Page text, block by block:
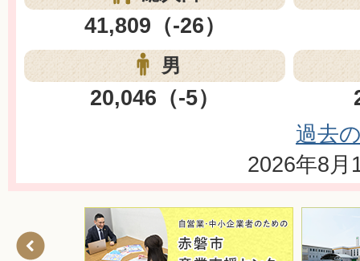
41,809（-26）
男
20,046（-5）
過去
2026年8月